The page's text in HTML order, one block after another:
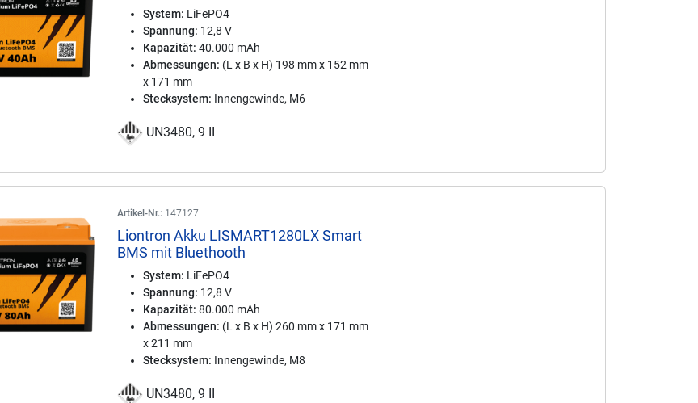
System: LiFePO4
Spannung: 12,8 V
Kapazität: 40.000 mAh
Abmessungen: (L x B x H) 198 mm x 152 mm
x 171 mm
Stecksystem: Innengewinde, M6
UN3480, 9 II
Artikel-Nr.: 147127
Liontron Akku LISMART1280LX Smart
BMS mit Bluethooth
System: LiFePO4
Spannung: 12,8 V
Kapazität: 80.000 mAh
Abmessungen: (L x B x H) 260 mm x 171 mm
x 211 mm
Stecksystem: Innengewinde, M8
UN3480, 9 II